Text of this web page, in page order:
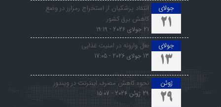
جولای
21
انتقاد پزشکیان از استخراج رمزارز در وضع
کاهش برق کشور
21 جولای 2026 - 19:19
جولای
13
نعل وارونه در امنیت غذایی
13 جولای 2026 - 17:05
ژوئن
29
نحوه کاهش مصرف اینترنت در ویندوز
29 ژوئن 2026 - 15:07